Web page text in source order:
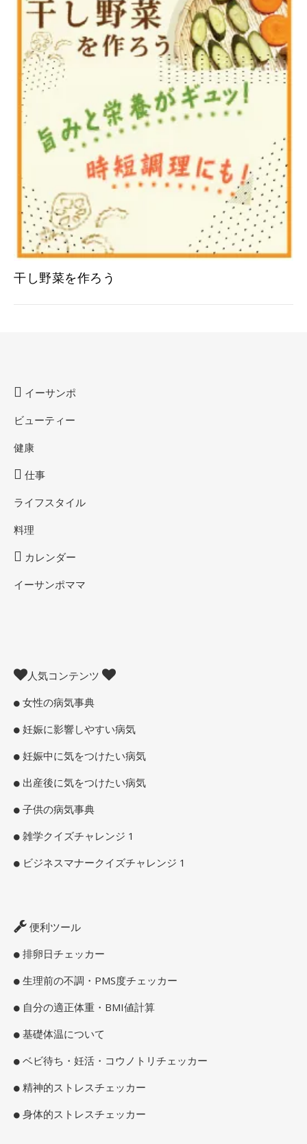
干し野菜を作ろう
イーサンポ
ビューティー
健康
仕事
ライフスタイル
料理
カレンダー
イーサンポママ
人気コンテンツ
女性の病気事典
妊娠に影響しやすい病気
妊娠中に気をつけたい病気
出産後に気をつけたい病気
子供の病気事典
雑学クイズチャレンジ 1
ビジネスマナークイズチャレンジ 1
便利ツール
排卵日チェッカー
生理前の不調・PMS度チェッカー
自分の適正体重・BMI値計算
基礎体温について
ベビ待ち・妊活・コウノトリチェッカー
精神的ストレスチェッカー
身体的ストレスチェッカー